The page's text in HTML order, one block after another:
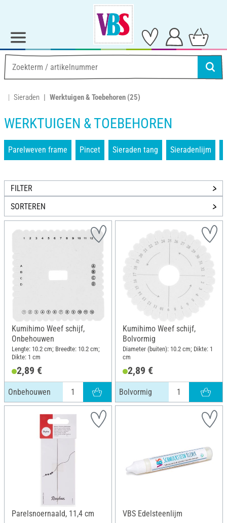
Sieraden Werktuigen & Toebehoren (25)
WERKTUIGEN & TOEBEHOREN
Parelweven frame Pincet Sieraden tang Sieradenlijm
FILTER
SORTEREN
Kumihimo Weef schijf,
Onbehouwen
Lengte: 10.2 cm; Breedte: 10.2 cm;
Dikte: 1 cm
2,89 €
Onbehouwen
Kumihimo Weef schijf,
Bolvormig
Diameter (buiten): 10.2 cm; Dikte: 1
cm
2,89 €
Bolvormig
Parelsnoernaald, 11,4 cm VBS Edelsteenlijm